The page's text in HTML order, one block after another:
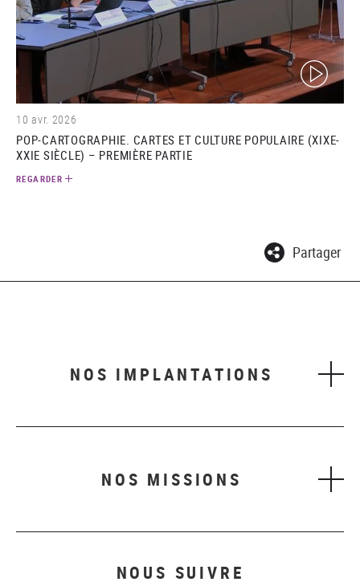
(video)
10 avr. 2026
POP-CARTOGRAPHIE. CARTES ET CULTURE POPULAIRE (XIXE-
XXIE SIÈCLE) – PREMIÈRE PARTIE
REGARDER
Partager
NOS IMPLANTATIONS
NOS MISSIONS
NOUS SUIVRE